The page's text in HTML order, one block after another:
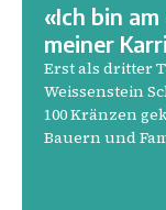
«Ich bin
meiner
Erst als dritter
Weissenstein
100 Kränzen
Bauern und